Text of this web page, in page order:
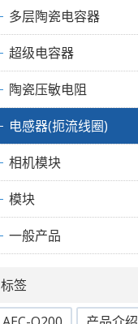
多层陶瓷电容器
超级电容器
陶瓷压敏电阻
电感器(扼流线圈)
相机模块
模块
一般产品
标签